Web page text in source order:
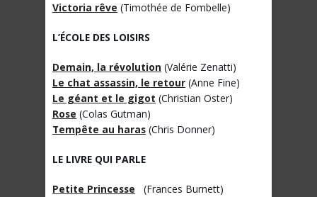
Victoria rêve (Timothée de Fombelle)
L’ÉCOLE DES LOISIRS
Demain, la révolution (Valérie Zenatti)
Le chat assassin, le retour (Anne Fine)
Le géant et le gigot (Christian Oster)
Rose (Colas Gutman)
Tempête au haras (Chris Donner)
LE LIVRE QUI PARLE
Petite Princesse (Frances Burnett)